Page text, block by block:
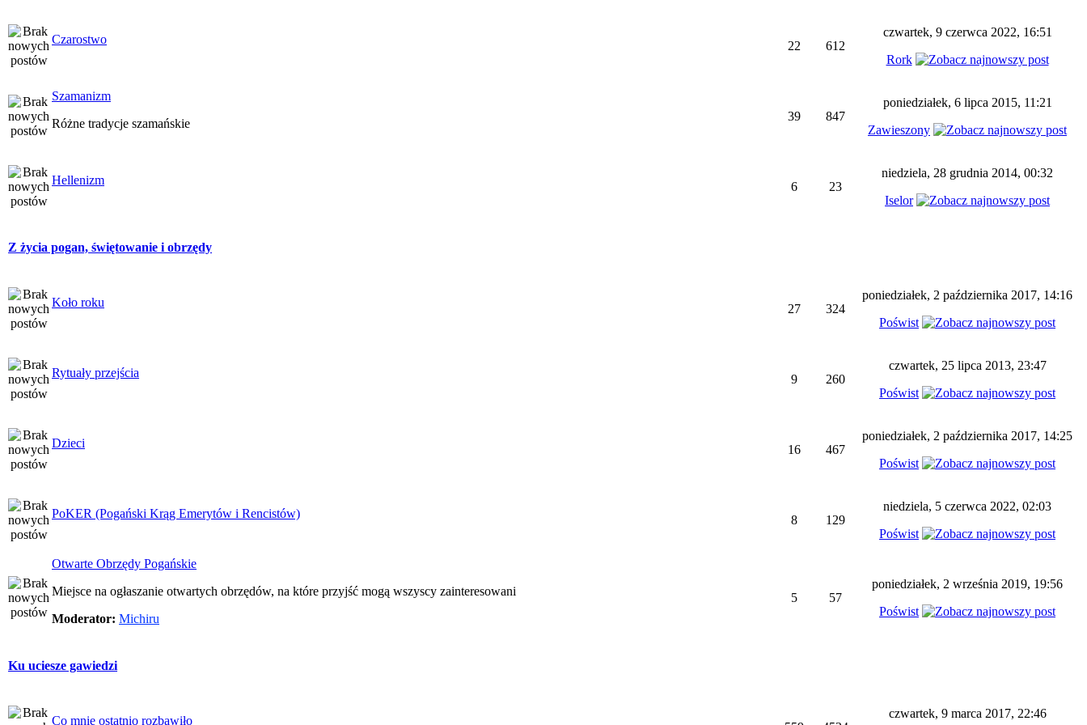
Czarostwo 22 612
czwartek, 9 czerwca 2022, 16:51
Rork
Szamanizm
Różne tradycje szamańskie
39 847
poniedziałek, 6 lipca 2015, 11:21
Zawieszony
Hellenizm 6 23
niedziela, 28 grudnia 2014, 00:32
Iselor
Z życia pogan, świętowanie i obrzędy
Koło roku 27 324
poniedziałek, 2 października 2017, 14:16
Poświst
Rytuały przejścia 9 260
czwartek, 25 lipca 2013, 23:47
Poświst
Dzieci 16 467
poniedziałek, 2 października 2017, 14:25
Poświst
PoKER (Pogański Krąg Emerytów i Rencistów) 8 129
niedziela, 5 czerwca 2022, 02:03
Poświst
Otwarte Obrzędy Pogańskie
Miejsce na ogłaszanie otwartych obrzędów, na które przyjść mogą wszyscy zainteresowani
Moderator: Michiru
5 57
poniedziałek, 2 września 2019, 19:56
Poświst
Ku uciesze gawiedzi
Co mnie ostatnio rozbawiło
czwartek, 9 marca 2017, 22:46